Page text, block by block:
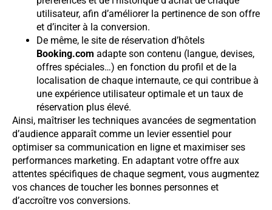
utilisateur, afin d’améliorer la pertinence de son offre
et d’inciter à la conversion.
De même, le site de réservation d’hôtels
Booking.com adapte son contenu (langue, devises,
offres spéciales…) en fonction du profil et de la
localisation de chaque internaute, ce qui contribue à
une expérience utilisateur optimale et un taux de
réservation plus élevé.
Ainsi, maîtriser les techniques avancées de segmentation
d’audience apparaît comme un levier essentiel pour
optimiser sa communication en ligne et maximiser ses
performances marketing. En adaptant votre offre aux
attentes spécifiques de chaque segment, vous augmentez
vos chances de toucher les bonnes personnes et
d’accroître vos conversions.